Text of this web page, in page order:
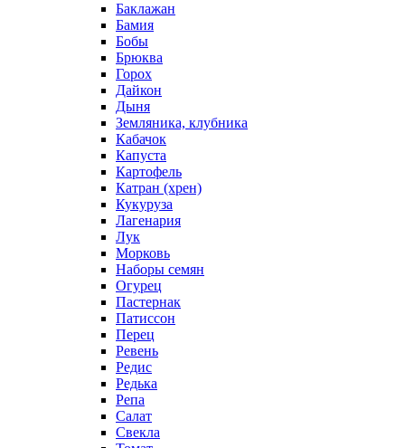
Баклажан
Бамия
Бобы
Брюква
Горох
Дайкон
Дыня
Земляника, клубника
Кабачок
Капуста
Картофель
Катран (хрен)
Кукуруза
Лагенария
Лук
Морковь
Наборы семян
Огурец
Пастернак
Патиссон
Перец
Ревень
Редис
Редька
Репа
Салат
Свекла